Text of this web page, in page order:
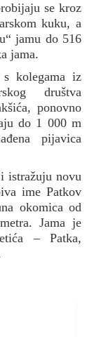
se kroz
kuku, a
jamu do 516
jama.
s kolegama iz
društva
ponovno
do 1 000 m
pijavica
istražuju novu
ime Patkov
okomica od
Jama je
– Patka,